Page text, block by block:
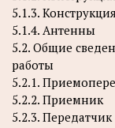
5.1.3.
5.1.4. Антенны
5.2. Общие
работы
5.2.1.
5.2.2. Приемник
5.2.3. Передатчик